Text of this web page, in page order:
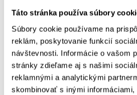
Táto stránka používa súbory
Súbory cookie používame na
reklám, poskytovanie funkcií
návštevnosti. Informácie o vašom
stránky zdieľame aj s našimi
reklamnými a analytickými
skombinovať s inými
robí? A ak človek moc získa,
ho skorumpuje? (...) Kniha
napínavého trileru a
experimentu, ktorý sa dotýka
súčasnosti, vrátane
otázok a cenzúry.“